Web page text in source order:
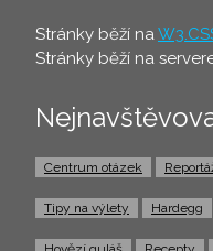
Stránky běží na
Stránky běží na
Centrum otázek
Tipy na výlety Hardegg